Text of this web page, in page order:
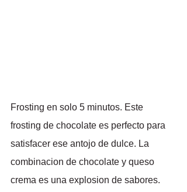
Frosting en solo 5 minutos. Este
frosting de chocolate es perfecto para
satisfacer ese antojo de dulce. La
combinacion de chocolate y queso
crema es una explosion de sabores.